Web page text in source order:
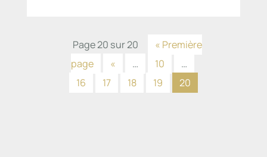
Page 20 sur 20
« Première
page
« … 10
…
16
17 18 19 20